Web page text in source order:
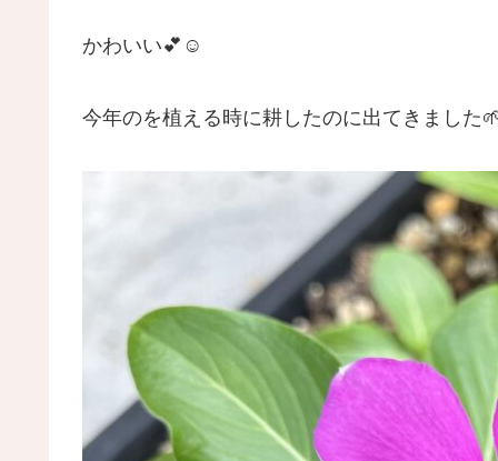
かわいい💕☺️
今年のを植える時に耕したのに出てきました